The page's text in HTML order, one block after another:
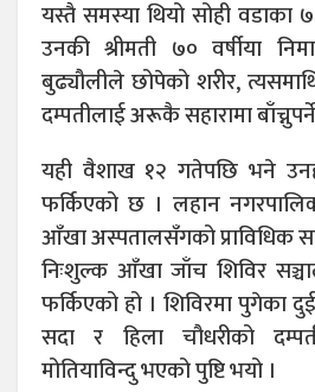
यस्तै समस्या थियो सोही वडाका
उनकी श्रीमती ७० वर्षीया
बुढ्यौलीले छोपेको शरीर,
दम्पतीलाई अरूकै सहारामा
यही वैशाख १२ गतेपछि भने
फर्किएको छ । लहान
आँखा अस्पतालसँगको प्राविधिक
निःशुल्क आँखा जाँच शिविर
फर्किएको हो । शिविरमा पुगेका
सदा र हिला चौधरीको
मोतियाविन्दु भएको पुष्टि भयो ।